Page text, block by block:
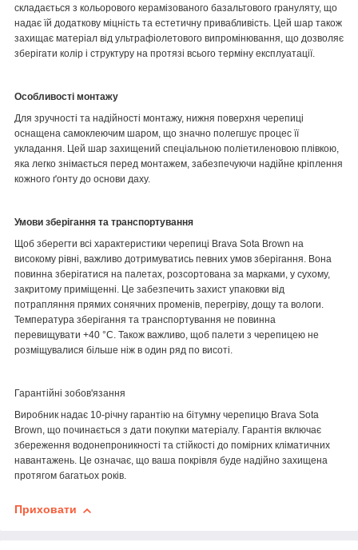
складається з кольорового керамізованого базальтового грануляту, що
надає їй додаткову міцність та естетичну привабливість. Цей шар також
захищає матеріал від ультрафіолетового випромінювання, що дозволяє
зберігати колір і структуру на протязі всього терміну експлуатації.
Особливості монтажу
Для зручності та надійності монтажу, нижня поверхня черепиці
оснащена самоклеючим шаром, що значно полегшує процес її
укладання. Цей шар захищений спеціальною поліетиленовою плівкою,
яка легко знімається перед монтажем, забезпечуючи надійне кріплення
кожного ґонту до основи даху.
Умови зберігання та транспортування
Щоб зберегти всі характеристики черепиці Brava Sota Brown на
високому рівні, важливо дотримуватись певних умов зберігання. Вона
повинна зберігатися на палетах, розсортована за марками, у сухому,
закритому приміщенні. Це забезпечить захист упаковки від
потрапляння прямих сонячних променів, перегріву, дощу та вологи.
Температура зберігання та транспортування не повинна
перевищувати +40 °C. Також важливо, щоб палети з черепицею не
розміщувалися більше ніж в один ряд по висоті.
Гарантійні зобов'язання
Виробник надає 10-річну гарантію на бітумну черепицю Brava Sota
Brown, що починається з дати покупки матеріалу. Гарантія включає
збереження водонепроникності та стійкості до помірних кліматичних
навантажень. Це означає, що ваша покрівля буде надійно захищена
протягом багатьох років.
Приховати